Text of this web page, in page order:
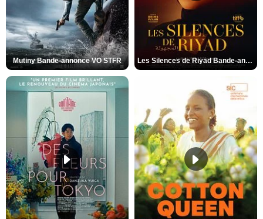
Mutiny Bande-annonce VO STFR Les Silences de Riyad Bande-annonce VO STFR